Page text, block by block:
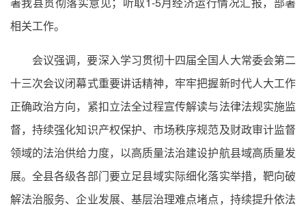
相关工作。
会议强调，要深入学习贯彻十四届全国人大常委会第二
十三次会议闭幕式重要讲话精神，牢牢把握新时代人大工作
正确政治方向，紧扣立法全过程宣传解读与法律法规实施监
督，持续强化知识产权保护、市场秩序规范及财政审计监督
领域的法治供给力度，以高质量法治建设护航县域高质量发
展。全县各级各部门要立足县域实际细化落实举措，靶向破
解法治服务、企业发展、基层治理难点堵点，持续提升依法